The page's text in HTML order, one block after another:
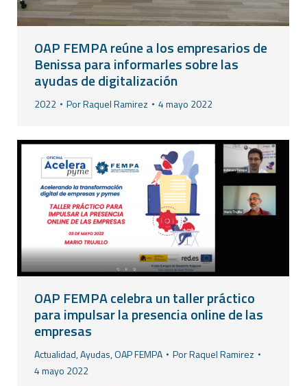
OAP FEMPA reúne a los empresarios de
Benissa para informarles sobre las
ayudas de digitalización
2022 PorRaquel Ramirez 4 mayo 2022
OAP FEMPA celebra un taller práctico
para impulsar la presencia online de las
empresas
Actualidad,Ayudas,OAP FEMPA PorRaquel Ramirez
4 mayo 2022